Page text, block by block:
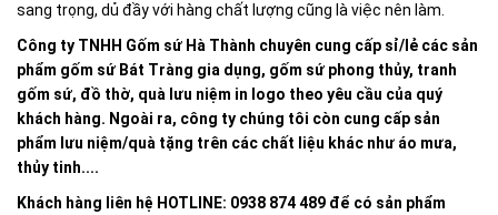
sang trọng, dủ đầy với hàng chất lượng cũng là việc nên làm.
Công ty TNHH Gốm sứ Hà Thành chuyên cung cấp sỉ/lẻ các sản
phẩm gốm sứ Bát Tràng gia dụng, gốm sứ phong thủy, tranh
gốm sứ, đồ thờ, quà lưu niệm in logo theo yêu cầu của quý
khách hàng. Ngoài ra, công ty chúng tôi còn cung cấp sản
phẩm lưu niệm/quà tặng trên các chất liệu khác như áo mưa,
thủy tinh....
Khách hàng liên hệ HOTLINE: 0938 874 489 để có sản phẩm